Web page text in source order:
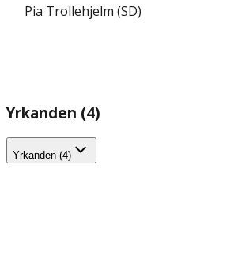
Pia Trollehjelm (SD)
Yrkanden (4)
Yrkanden (4)